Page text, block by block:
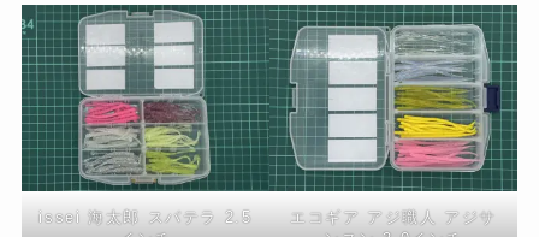
issei 海太郎 スパテラ 2.5
エコギア アジ職人 アジサ